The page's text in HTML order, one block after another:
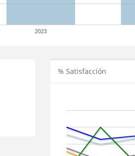
2023
% Satisfacción